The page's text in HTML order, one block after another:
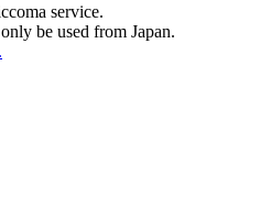
service.
be used from Japan.